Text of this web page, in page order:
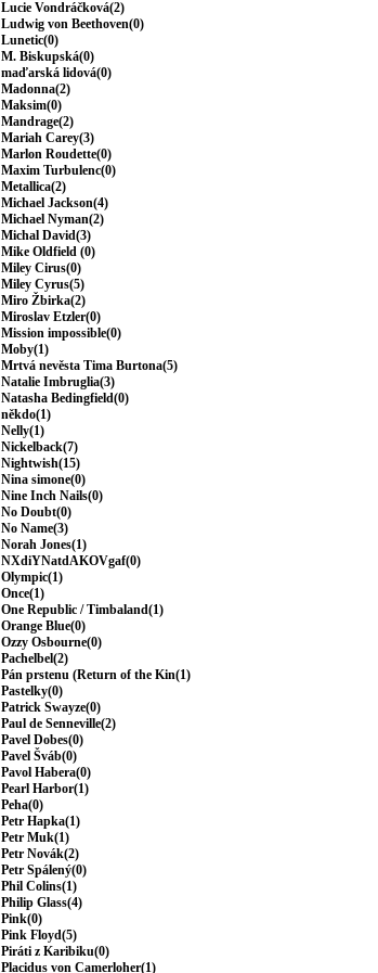
Lucie Vondráčková(2)
Ludwig von Beethoven(0)
Lunetic(0)
M. Biskupská(0)
maďarská lidová(0)
Madonna(2)
Maksim(0)
Mandrage(2)
Mariah Carey(3)
Marlon Roudette(0)
Maxim Turbulenc(0)
Metallica(2)
Michael Jackson(4)
Michael Nyman(2)
Michal David(3)
Mike Oldfield (0)
Miley Cirus(0)
Miley Cyrus(5)
Miro Žbirka(2)
Miroslav Etzler(0)
Mission impossible(0)
Moby(1)
Mrtvá nevěsta Tima Burtona(5)
Natalie Imbruglia(3)
Natasha Bedingfield(0)
někdo(1)
Nelly(1)
Nickelback(7)
Nightwish(15)
Nina simone(0)
Nine Inch Nails(0)
No Doubt(0)
No Name(3)
Norah Jones(1)
NXdiYNatdAKOVgaf(0)
Olympic(1)
Once(1)
One Republic / Timbaland(1)
Orange Blue(0)
Ozzy Osbourne(0)
Pachelbel(2)
Pán prstenu (Return of the Kin(1)
Pastelky(0)
Patrick Swayze(0)
Paul de Senneville(2)
Pavel Dobes(0)
Pavel Šváb(0)
Pavol Habera(0)
Pearl Harbor(1)
Peha(0)
Petr Hapka(1)
Petr Muk(1)
Petr Novák(2)
Petr Spálený(0)
Phil Colins(1)
Philip Glass(4)
Pink(0)
Pink Floyd(5)
Piráti z Karibiku(0)
Placidus von Camerloher(1)